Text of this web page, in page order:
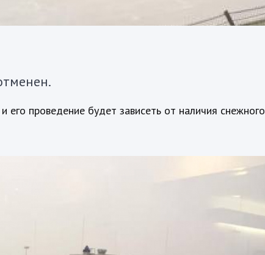
проведение будет зависеть от наличия снежного